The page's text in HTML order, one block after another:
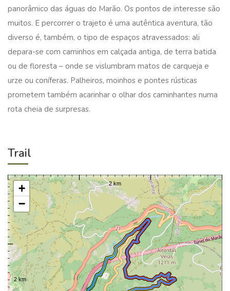
panorâmico das águas do Marão. Os pontos de interesse são
muitos. E percorrer o trajeto é uma autêntica aventura, tão
diverso é, também, o tipo de espaços atravessados: ali
depara-se com caminhos em calçada antiga, de terra batida
ou de floresta – onde se vislumbram matos de carqueja e
urze ou coníferas. Palheiros, moinhos e pontes rústicas
prometem também acarinhar o olhar dos caminhantes numa
rota cheia de surpresas.
Trail
+
−